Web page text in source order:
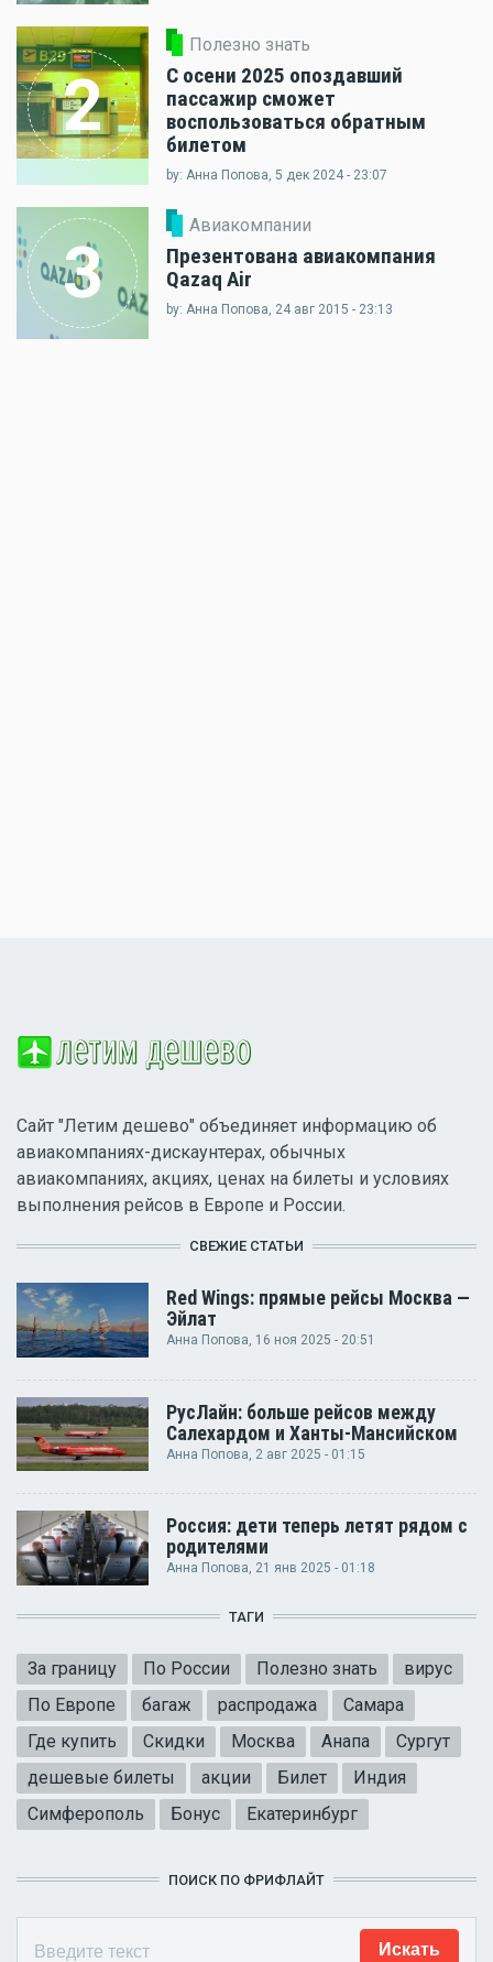
2
Полезно знать
С осени 2025 опоздавший
пассажир сможет
воспользоваться обратным
билетом
by: Анна Попова, 5 дек 2024 - 23:07
3
Авиакомпании
Презентована авиакомпания
Qazaq Air
by: Анна Попова, 24 авг 2015 - 23:13
Сайт "Летим дешево" объединяет информацию об
авиакомпаниях-дискаунтерах, обычных
авиакомпаниях, акциях, ценах на билеты и условиях
выполнения рейсов в Европе и России.
СВЕЖИЕ СТАТЬИ
Red Wings: прямые рейсы Москва —
Эйлат
Анна Попова, 16 ноя 2025 - 20:51
РусЛайн: больше рейсов между
Салехардом и Ханты-Мансийском
Анна Попова , 2 авг 2025 - 01:15
Россия: дети теперь летят рядом с
родителями
Анна Попова, 21 янв 2025 - 01:18
ТАГИ
За границу По России Полезно знать
вирус
По Европе
багаж распродажа
Самара
Где купить
Скидки Москва Анапа
Сургут
дешевые билеты
акции Билет
Индия
Симферополь
Бонус Екатеринбург
ПОИСК ПО ФРИФЛАЙТ